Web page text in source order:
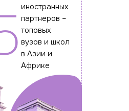
иностранных
партнеров –
топовых
вузов и школ
в Азии и
Африке